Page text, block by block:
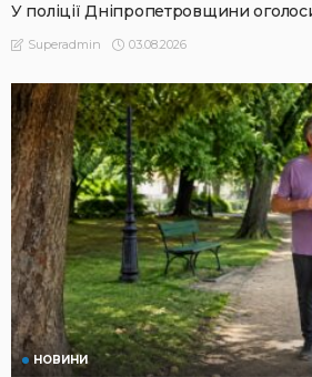
У поліції Дніпропетровщини
Superadmin 03.08.2026
НОВИНИ